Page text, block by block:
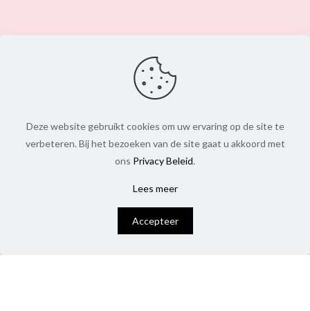
Deze website gebruikt cookies om uw ervaring op de site te
verbeteren. Bij het bezoeken van de site gaat u akkoord met
ons Privacy Beleid.
Lees meer
Accepteer